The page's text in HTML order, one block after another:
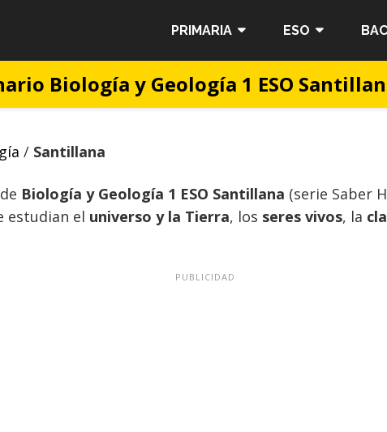
PRIMARIA ESO
Biología y Geología 1 ESO
/ Santillana
Biología y Geología 1 ESO Santillana (serie Saber
estudian el universo y la Tierra, los seres vivos, la